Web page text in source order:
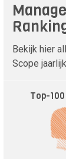
Bekijk hier
Scope
Top-